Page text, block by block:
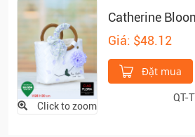
Click to zoom
Catherine
Giá: $48.12
Đặt mua
QT-